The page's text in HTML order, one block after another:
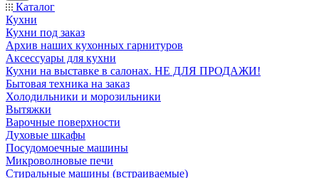
Каталог
Кухни
Кухни под заказ
Архив наших кухонных гарнитуров
Аксессуары для кухни
Кухни на выставке в салонах. НЕ ДЛЯ ПРОДАЖИ!
Бытовая техника на заказ
Холодильники и морозильники
Вытяжки
Варочные поверхности
Духовые шкафы
Посудомоечные машины
Микроволновые печи
Стиральные машины (встраиваемые)